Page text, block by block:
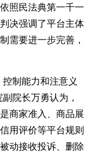
照民法典第一千一
决强调了平台主体
需要进一步完善，
制能力和注意义
院长万勇认为，
商家准入、商品展
用评价等平台规则
动接收投诉、删除